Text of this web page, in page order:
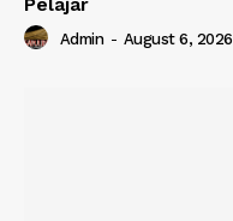
Admin - August 6, 2026